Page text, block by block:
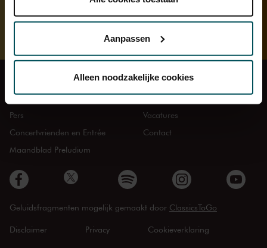
Lees onze cookieverklaring hier. Lees onze
Via decookieverklaringop onze website kunt u uw
We werken samen met 32 derdendie uw gegevens
kunnen ontvangen en verwerken.
Aanpassen
Alleen noodzakelijke cookies
Gebouw & Geschiedenis
Veelgestelde vragen
Zaalverhuur
Pers
Concertvrienden en Entrée
Maandblad Preludium
Route en parkeren
Organisatie
Vacatures
Contact
Geluidsfragmenten mogelijk gemaakt door ClassicsToGo
Disclaimer Privacy Cookieverklaring